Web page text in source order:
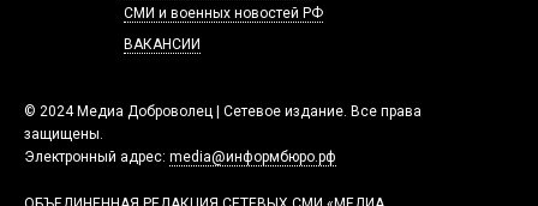
© 2024 Медиа Доброволец | Сетевое издание. Все права
защищены.
Электронный адрес: media@информбюро.рф
СМИ и военных новостей РФ
ВАКАНСИИ